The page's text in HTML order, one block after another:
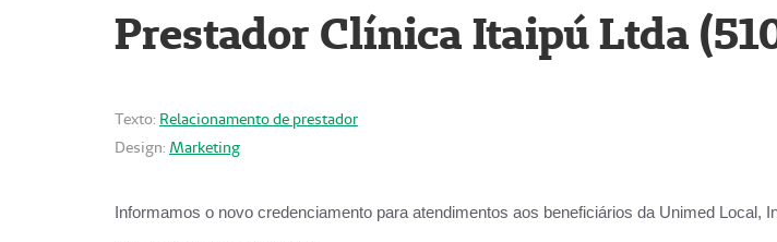
Prestador Clínica Itaipú Ltda
Texto: Relacionamento de prestador
Design: Marketing
Informamos o novo credenciamento para atendimentos aos beneficiários da Unimed Local,